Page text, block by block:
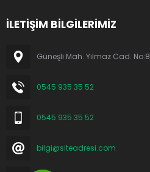
İLETİŞİM BİLGİLERİMİZ
Güneşli Mah. Yılmaz Cad. No:8
0545 935 35 52
0545 935 35 52
bilgi@siteadresi.com